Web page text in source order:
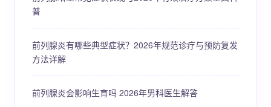
普
前列腺炎有哪些典型症状？2026年规范诊疗与预防复发
方法详解
前列腺炎会影响生育吗 2026年男科医生解答